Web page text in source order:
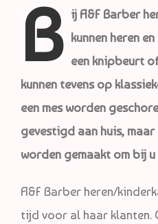
B ij A&F Barber
kunnen heren
een knipbeurt
kunnen tevens op
een mes worden
gevestigd aan huis,
worden gemaakt om bij
A&F Barber heren/
tijd voor al haar klanten.